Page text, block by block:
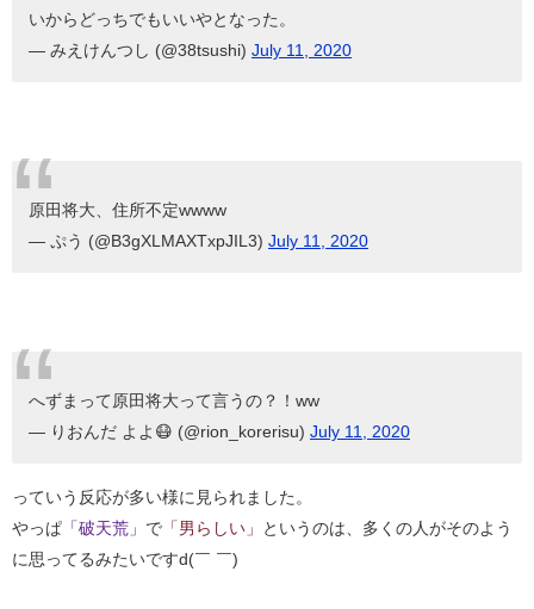
いからどっちでもいいやとなった。
— みえけんつし (@38tsushi) July 11, 2020
原田将大、住所不定wwww
— ぷう (@B3gXLMAXTxpJIL3) July 11, 2020
へずまって原田将大って言うの？！ww
— りおんだ よよ😷 (@rion_korerisu) July 11, 2020
っていう反応が多い様に見られました。
やっぱ 「破天荒」 で 「男らしい」
というのは、多くの人がそのよう
に思ってるみたいですd(￣ ￣)